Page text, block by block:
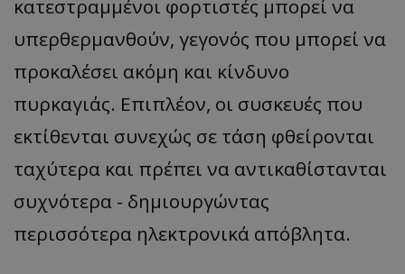
κατεστραμμένοι φορτιστές μπορεί να
υπερθερμανθούν, γεγονός που μπορεί να
προκαλέσει ακόμη και κίνδυνο
πυρκαγιάς. Επιπλέον, οι συσκευές που
εκτίθενται συνεχώς σε τάση φθείρονται
ταχύτερα και πρέπει να αντικαθίστανται
συχνότερα - δημιουργώντας
περισσότερα ηλεκτρονικά απόβλητα.